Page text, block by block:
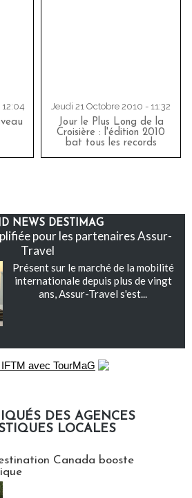
Jeudi 21 Octobre 2010 - 11:32
Jour le Plus Long de la
Croisière : l'édition 2010
bat tous les records
NEWS DESTIMAG
pour les partenaires Assur-
Travel
Présent sur le marché de la mobilité
internationale depuis plus de vingt
ans, Assur-Travel s'est...
DES AGENCES
LOCALES
Canada booste